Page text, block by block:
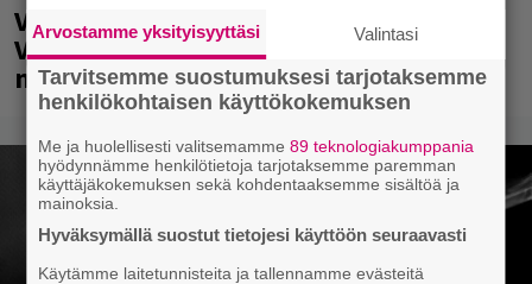
Valtava Yle 100 vuotta -tapahtuma
Veikkaus Arenalla syyskuussa – muista
myös metalliklassikot-konsertti
Arvostamme yksityisyyttäsi Valintasi
Tarvitsemme suostumuksesi tarjotaksemme
henkilökohtaisen käyttökokemuksen
Me ja huolellisesti valitsemamme89 teknologiakumppania
hyödynnämme henkilötietoja tarjotaksemme paremman
käyttäjäkokemuksen sekä kohdentaaksemme sisältöä ja
mainoksia.
Hyväksymällä suostut tietojesi käyttöön seuraavasti
Käytämme laitetunnisteita ja tallennamme evästeitä